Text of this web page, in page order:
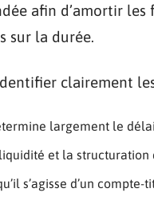
afin d’amortir les
sur la durée.
clairement
largement le
et la structuration
s’agisse d’un compte-